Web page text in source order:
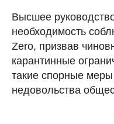
Высшее
необходимость
Zero, призвав
карантинные
такие спорные
недовольства